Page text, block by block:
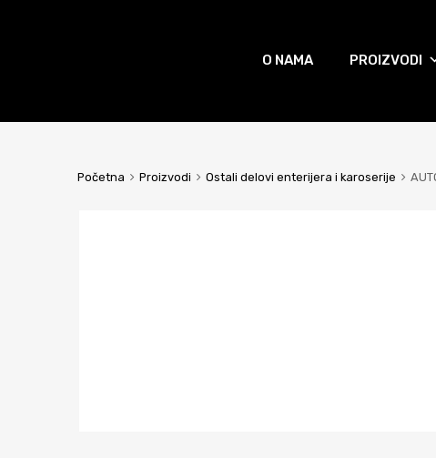
O NAMA PROIZVODI
Početna Proizvodi Ostali delovi enterijera i karoserije